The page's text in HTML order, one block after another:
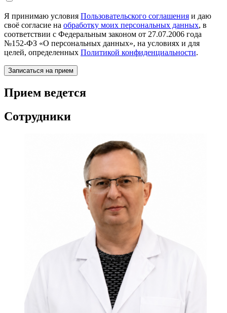
Я принимаю условия Пользовательского соглашения и даю
своё согласие на обработку моих персональных данных, в
соответствии с Федеральным законом от 27.07.2006 года
№152-ФЗ «О персональных данных», на условиях и для
целей, определенных Политикой конфиденциальности.
Прием ведется
Сотрудники